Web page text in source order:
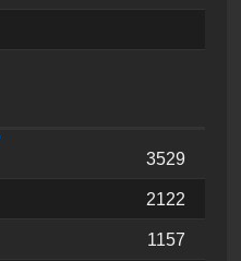
3529
2122
1157